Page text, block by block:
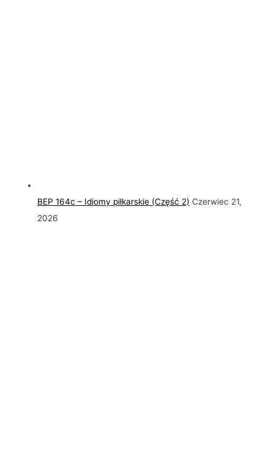
BEP 164c – Idiomy piłkarskie (Część 2) Czerwiec 21,
2026